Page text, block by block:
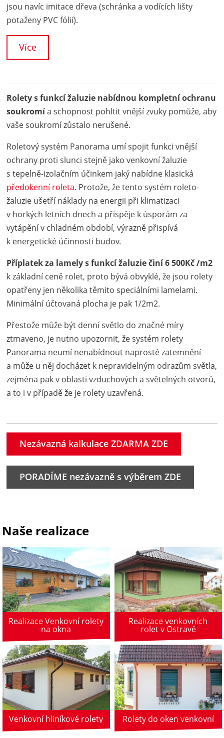
jsou navíc imitace dřeva (schránka a vodících lišty
potaženy PVC fólií).
Více
Rolety s funkcí žaluzie nabídnou kompletní ochranu
soukromía schopnost pohltit vnější zvuky pomůže, aby
vaše soukromí zůstalo nerušené.
Roletový systém Panorama umí spojit funkci vnější
ochrany proti slunci stejně jako venkovní žaluzie
s tepelně-izolačním účinkem jaký nabídne klasická
předokenní roleta. Protože, že tento systém roleto-
žaluzie ušetří náklady na energii při klimatizaci
v horkých letních dnech a přispěje k úsporám za
vytápění v chladném období, výrazně přispívá
k energetické účinnosti budov.
Příplatek za lamely s funkcí žaluzie činí 6 500Kč /m2
k základní ceně rolet, proto bývá obvyklé, že jsou rolety
opatřeny jen několika těmito speciálními lamelami.
Minimální účtovaná plocha je pak 1/2m2.
Přestože může být denní světlo do značné míry
ztmaveno, je nutno upozornit, že systém rolety
Panorama neumí nenabídnout naprosté zatemnění
a může u něj docházet k nepravidelným odrazům světla,
zejména pak v oblasti vzduchových a světelných otvorů,
a to i v případě že je rolety uzavřená.
Nezávazná kalkulace ZDARMA ZDE
PORADÍME nezávazně s výběrem ZDE
Naše realizace
Realizace Venkovní rolety
na okna
Realizace venkovních
rolet v Ostravě
Venkovní hliníkové rolety Rolety do oken venkovní